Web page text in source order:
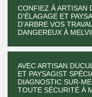
CONFIEZ À ARTISAN
D'ÉLAGAGE ET
D’ARBRE VOS
DANGEREUX À
AVEC ARTISAN
ET PAYSAGIST
DIAGNOSTIC SUR-
TOUTE SÉCURITÉ À